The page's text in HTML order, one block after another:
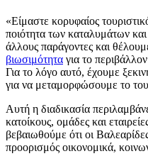
«Είμαστε κορυφαίος
ποιότητα των καταλυμάτων
άλλους παράγοντες και
βιωσιμότητα για το
Για το λόγο αυτό, έχουμε
για να μεταμορφώσουμε το
Αυτή η διαδικασία
κατοίκους, ομάδες και
βεβαιωθούμε ότι οι
προορισμός οικονομικά,